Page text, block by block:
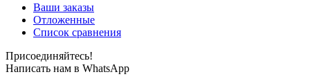
Ваши заказы
Отложенные
Список сравнения
Присоединяйтесь!
Написать нам в WhatsApp